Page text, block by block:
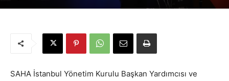
SAHA İstanbul Yönetim Kurulu Başkan Yardımcısı ve